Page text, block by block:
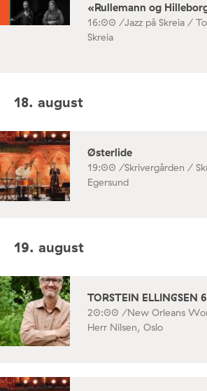
«Rullemann og
16:00 /Jazz på Skreia /
Skreia
18. august
Østerlide
19:00 /Skrivergården /
Egersund
19. august
TORSTEIN ELLINGSEN
20:00 /New Orleans
Herr Nilsen, Oslo